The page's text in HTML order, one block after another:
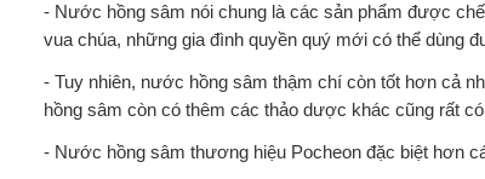
- Nước hồng sâm nói chung là các sản phẩm được
vua chúa, những gia đình quyền quý mới có thể dùng
- Tuy nhiên, nước hồng sâm thậm chí còn tốt hơn cả
hồng sâm còn có thêm các thảo dược khác cũng rất
- Nước hồng sâm thương hiệu Pocheon đặc biệt hơn